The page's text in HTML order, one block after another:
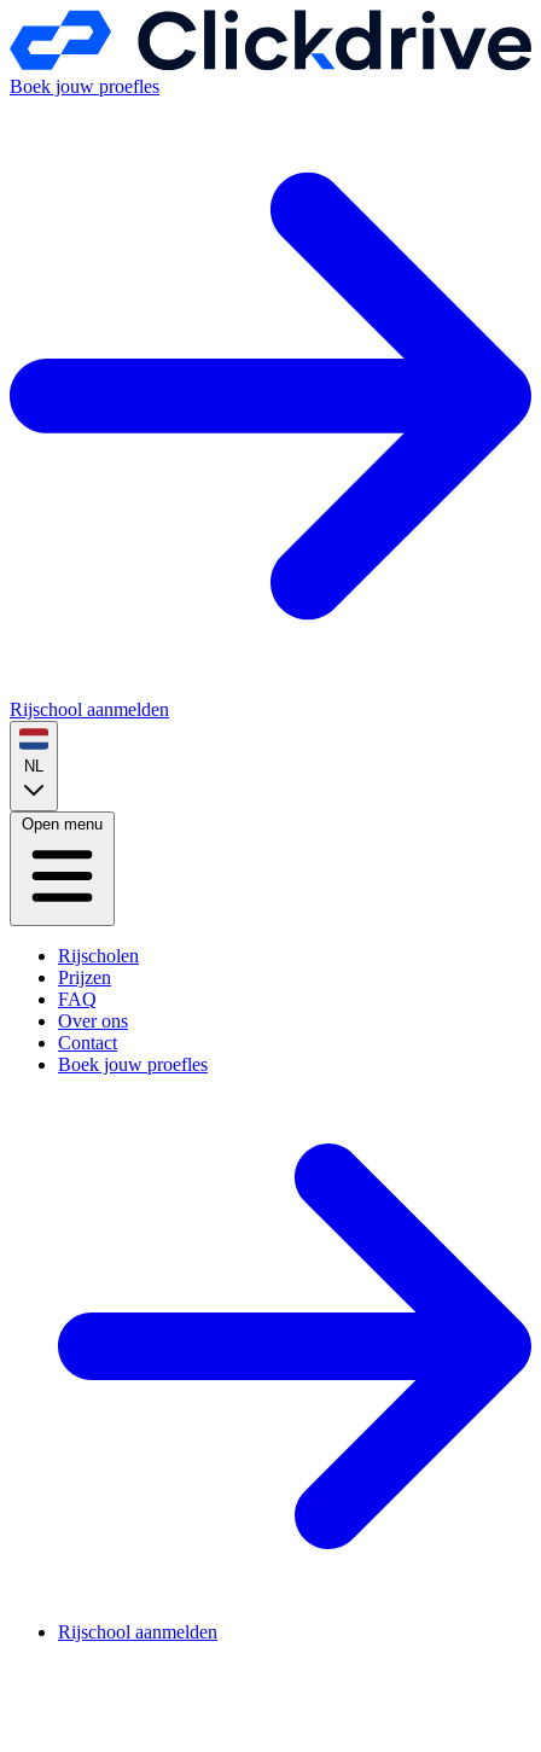
Boek jouw proefles
Rijschool aanmelden
NL
Open menu
Rijscholen
Prijzen
FAQ
Over ons
Contact
Boek jouw proefles
Rijschool aanmelden